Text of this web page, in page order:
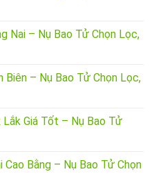
Nai – Nụ Bao Tử Chọn Lọc,
Biên – Nụ Bao Tử Chọn Lọc,
Giá Tốt – Nụ Bao Tử
Bằng – Nụ Bao Tử Chọn